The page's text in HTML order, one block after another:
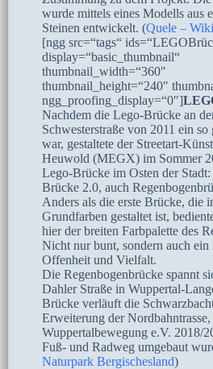
wurde mittels eines Modells aus
Steinen entwickelt. (Quele –
[ngg src=“tags“
display=“basic_thumbnail“
thumbnail_width=“360″
thumbnail_height=“240″
ngg_proofing_display=“0″]
Nachdem die Lego-Brücke an
Schwesterstraße von 2011 ein
war, gestaltete der Streetart-
Heuwold (MEGX) im Sommer
Lego-Brücke im Osten der
Brücke 2.0, auch
Anders als die erste Brücke, die
Grundfarben gestaltet ist,
hier der breiten Farbpalette des
Nicht nur bunt, sondern auch
Offenheit und Vielfalt.
Die Regenbogenbrücke spannt
Dahler Straße in Wuppertal-
Brücke verläuft die
Erweiterung der
Wuppertalbewegung e.V. 2018/
Fuß- und Radweg umgebaut
Naturpark Bergischesland)